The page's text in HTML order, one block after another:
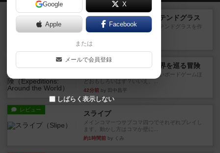
レビュー アズール：シントラのステンドグラス
大好きなアズールシリーズ。ステンドグラスを作
っていきます✨1部より自由...
11分前
エクスペディション：世界を巡る冒険
クラマー氏の不朽の名作。新しいボードゲームほ
どおもしろいはず？いいえ。...
42分前 by 田中昌平
レビュー スライプ
メインコマ一つサブコマ四つでそれぞれプレイし
ます。動かし方はコマか壁に...
約1時間前 by くみ
Google X
Apple Facebook
または
メールで会員登録
しばらく表示しない